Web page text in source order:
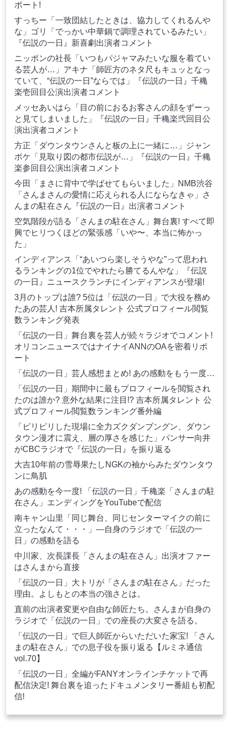
ポート!
すっちー「一致団結したときは、協力してくれるんや
な」ゴリ「でっかい中華鍋で調理されているみたい」
『伝説の一日』新喜劇出演者コメント
ニッポンの社長「いつもパジャマみたいな服を着てい
る芸人が…」アキナ「師匠方のネタ尺もキュッとなっ
ていて、“伝説の一日”ならでは」『伝説の一日』千穐
楽壱回目公演出演者コメント
メッセあいはら「目の前におるお客さんの顔をずーっ
と見てしまいました」『伝説の一日』千穐楽弐回目公
演出演者コメント
方正「ダウンタウンさんと板の上に一緒に…」ジャン
ポケ「見取り図の都市伝説が…」『伝説の一日』千穐
楽参回目公演出演者コメント
今田「まさに背中で学ばせてもらいました」NMB渋谷
「さんまさんの愛情に応えられる人にならなきゃ」さ
んまの駐在さん『伝説の一日』出演者コメント
空気階段が語る「さんまの駐在さん」舞台裏! すべて即
興でヒリつくほどの緊張感「いや〜、本当に怖かっ
た」
インディアンス「“あいつら楽しそうやな”って思われ
るランキングの1位でやれたら勝てるんやな」『伝説
の一日』ニュースクランチにインディアンスが登場!
3月のトップは誰? 5位は「伝説の一日」で大役を務め
たあの芸人! 吉本所属タレント 公式プロフィール閲覧
数ランキング発表
「伝説の一日」舞台裏を芸人が続々ラジオでコメント!
オリコンニュースではナイナイANNのOAを密着リポ
ート
「伝説の一日」芸人感想まとめ! あの感動をもう一度…
「伝説の一日」期間中に最もプロフィールを閲覧され
たのは誰か? 意外な結果に注目!? 吉本所属タレント 公
式プロフィール閲覧数ランキング番外編
「ピリピリした現場に全力ズクダンブングン、ダウン
タウン漫才に震え、層の厚さを感じた」パンサー向井
がCBCラジオで『伝説の一日』を振り返る
大吉10年前の雪辱果たしNGKの袖からみたダウンタウ
ンに鳥肌
あの感動を今一度! 「伝説の一日」千穐楽「さんまの駐
在さん」エンディングをYouTubeで配信
南キャン山里「同じ舞台、同じセンターマイクの前に
立ったなんて・・・」―自身のラジオで「伝説の一
日」の感動を語る
中川家、次長課長「さんまの駐在さん」出演オファー
はさんまから直接
「伝説の一日」大トリが「さんまの駐在さん」だった
理由。よしもとの本当の強さとは。
直前の出演者変更や自由な師匠たち。さんまが自身の
ラジオで「伝説の一日」での座長の大変さを語る。
「伝説の一日」で巨人師匠からいただいた家宝! 「さん
まの駐在さん」での息子役を振り返る【ルミネ通信
vol.70】
「伝説の一日」全編がFANYオンラインチケットで再
配信決定! 舞台裏を追ったドキュメンタリー番組も初配
信!